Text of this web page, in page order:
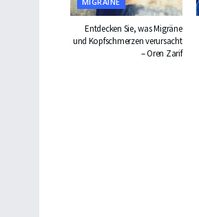
Entdecken Sie, was Migräne
und Kopfschmerzen verursacht
– Oren Zarif